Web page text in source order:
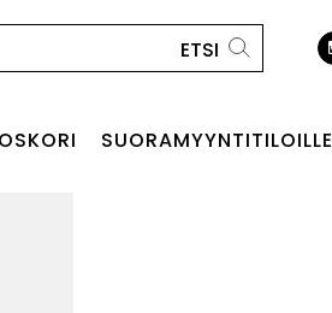
SUORAMYYNTITILOILLE